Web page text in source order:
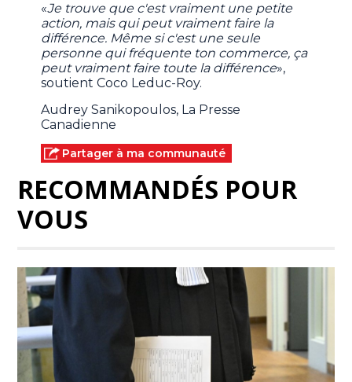
«Je trouve que c'est vraiment une petite
action, mais qui peut vraiment faire la
différence. Même si c'est une seule
personne qui fréquente ton commerce, ça
peut vraiment faire toute la différence»,
soutient Coco Leduc-Roy.
Audrey Sanikopoulos, La Presse
Canadienne
Partager à ma communauté
RECOMMANDÉS POUR
VOUS